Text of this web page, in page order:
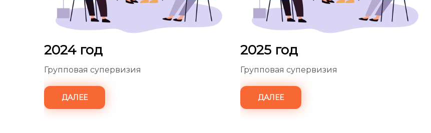
2024 год
Групповая супервизия
ДАЛЕЕ
2025 год
Групповая супервизия
ДАЛЕЕ